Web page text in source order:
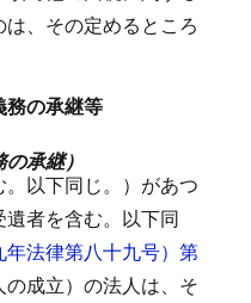
、その定めるところ
の承継等
承継）
以下同じ。）があつ
者を含む。以下同
法律第八十九号）第
の成立）の法人は、そ